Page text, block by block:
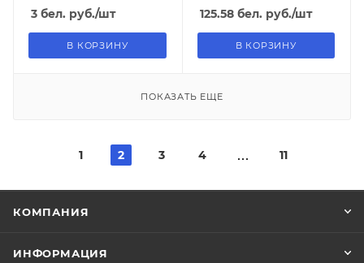
3 бел. руб./шт
В КОРЗИНУ
125.58бел. руб./шт
В КОРЗИНУ
ПОКАЗАТЬ ЕЩЕ
1 2 3 4 11
КОМПАНИЯ
ИНФОРМАЦИЯ